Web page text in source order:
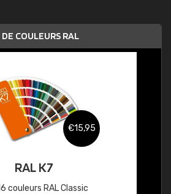
COULEURS RAL
€15,95
RAL K7
couleurs RAL Classic